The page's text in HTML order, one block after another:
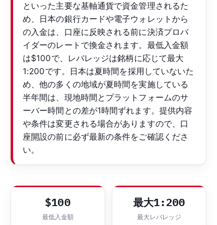
といった主要な基軸通貨で資金管理されるた
め、日本の銀行カードや電子ウォレットから
の入金は、口座に反映される前に決済プロバ
イダーのレートで換金されます。最低入金額
は$100で、レバレッジは銘柄に応じて最大
1:200です。日本は夏時間を採用していないた
め、他の多くの地域が夏時間を実施している
半年間は、現地時間とプラットフォームのサ
ーバー時間との差が1時間ずれます。提供内容
や条件は変更される場合がありますので、口
座開設の前に必ず最新の条件をご確認くださ
い。
$100
最低入金額
最大1:200
最大レバレッジ